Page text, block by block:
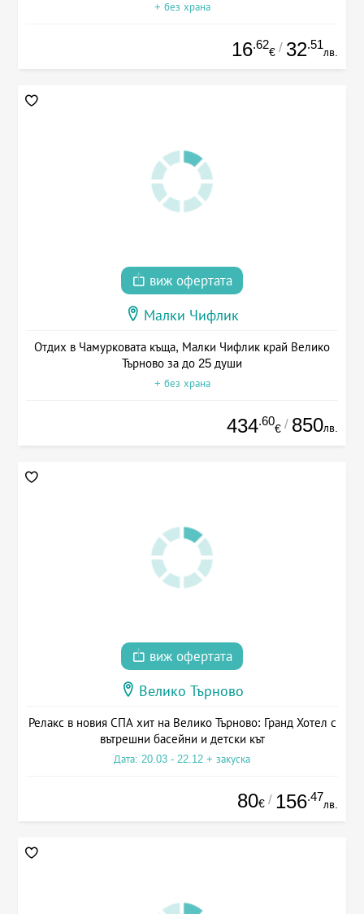
+ без храна
16.62
€ / 32.51
лв.
виж офертата
Малки Чифлик
Отдих в Чамурковата къща, Малки Чифлик край Велико
Търново за до 25 души
+ без храна
434.60
€ / 850лв.
виж офертата
Велико Търново
Релакс в новия СПА хит на Велико Търново: Гранд Хотел с
вътрешни басейни и детски кът
Дата: 20.03 - 22.12 + закуска
80€ / 156.47
лв.